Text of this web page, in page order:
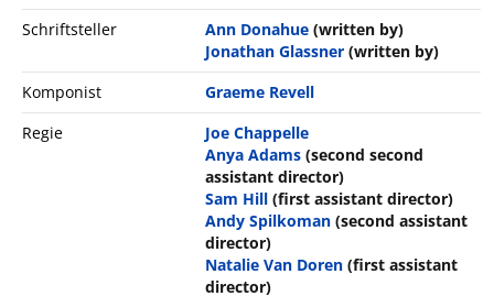
Schriftsteller
Ann Donahue (written by)
Jonathan Glassner (written by)
Komponist
Graeme Revell
Regie
Joe Chappelle
Anya Adams (second second
assistant director)
Sam Hill (first assistant director)
Andy Spilkoman (second assistant
director)
Natalie Van Doren (first assistant
director)